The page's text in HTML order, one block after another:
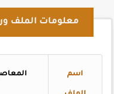
معلومات الملف
اسم